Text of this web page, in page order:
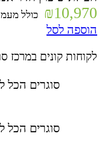
₪10,970 כולל מעמ
הוספה לסל
לקוחות קונים במרכז